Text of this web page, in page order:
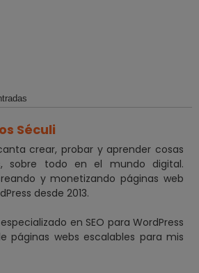
Séculi
crear, probar y aprender cosas
sobre todo en el mundo digital.
y monetizando páginas web
desde 2013.
en SEO para WordPress
páginas webs escalables para mis